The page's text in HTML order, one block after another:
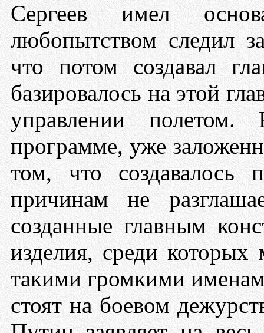
Сергеев имел
любопытством следил
что потом создавал
базировалось на этой
управлении
программе, уже
том, что создавалось
причинам не
созданные главным
изделия, среди которых
такими громкими
стоят на боевом